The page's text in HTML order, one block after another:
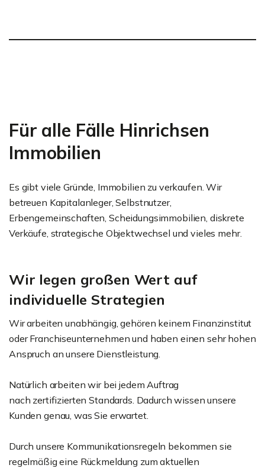
Für alle Fälle Hinrichsen
Immobilien
Es gibt viele Gründe, Immobilien zu verkaufen. Wir
betreuen Kapitalanleger, Selbstnutzer,
Erbengemeinschaften, Scheidungsimmobilien, diskrete
Verkäufe, strategische Objektwechsel und vieles mehr.
Wir legen großen Wert auf
individuelle Strategien
Wir arbeiten unabhängig, gehören keinem Finanzinstitut
oder Franchiseunternehmen und haben einen sehr hohen
Anspruch an unsere Dienstleistung.
Natürlich arbeiten wir bei jedem Auftrag
nach zertifizierten Standards. Dadurch wissen unsere
Kunden genau, was Sie erwartet.
Durch unsere Kommunikationsregeln bekommen sie
regelmäßig eine Rückmeldung zum aktuellen